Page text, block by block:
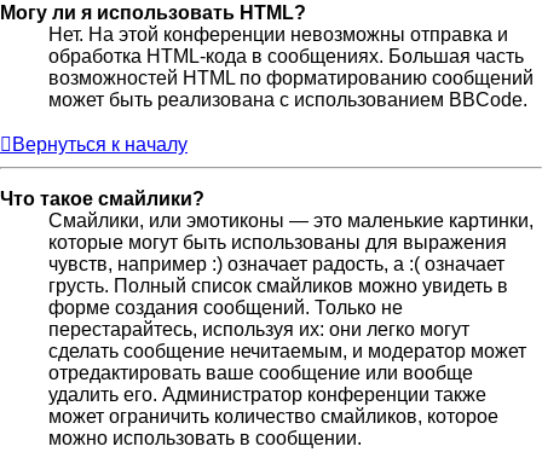
Могу ли я использовать HTML?
Нет. На этой конференции невозможны отправка и
обработка HTML-кода в сообщениях. Большая часть
возможностей HTML по форматированию сообщений
может быть реализована с использованием BBCode.
Вернуться к началу
Что такое смайлики?
Смайлики, или эмотиконы — это маленькие картинки,
которые могут быть использованы для выражения
чувств, например :) означает радость, а :( означает
грусть. Полный список смайликов можно увидеть в
форме создания сообщений. Только не
перестарайтесь, используя их: они легко могут
сделать сообщение нечитаемым, и модератор может
отредактировать ваше сообщение или вообще
удалить его. Администратор конференции также
может ограничить количество смайликов, которое
можно использовать в сообщении.